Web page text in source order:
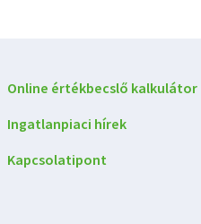
Online értékbecslő kalkulátor
Ingatlanpiaci hírek
Kapcsolatipont